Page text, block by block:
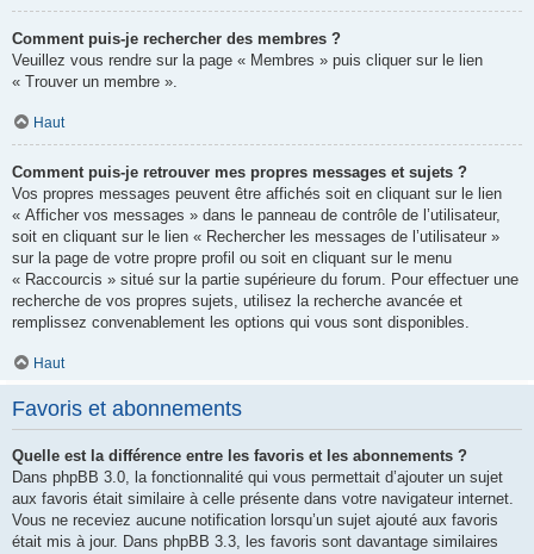
Comment puis-je rechercher des membres ?
Veuillez vous rendre sur la page « Membres » puis cliquer sur le lien
« Trouver un membre ».
Haut
Comment puis-je retrouver mes propres messages et sujets ?
Vos propres messages peuvent être affichés soit en cliquant sur le lien
« Afficher vos messages » dans le panneau de contrôle de l’utilisateur,
soit en cliquant sur le lien « Rechercher les messages de l’utilisateur »
sur la page de votre propre profil ou soit en cliquant sur le menu
« Raccourcis » situé sur la partie supérieure du forum. Pour effectuer une
recherche de vos propres sujets, utilisez la recherche avancée et
remplissez convenablement les options qui vous sont disponibles.
Haut
Favoris et abonnements
Quelle est la différence entre les favoris et les abonnements ?
Dans phpBB 3.0, la fonctionnalité qui vous permettait d’ajouter un sujet
aux favoris était similaire à celle présente dans votre navigateur internet.
Vous ne receviez aucune notification lorsqu’un sujet ajouté aux favoris
était mis à jour. Dans phpBB 3.3, les favoris sont davantage similaires